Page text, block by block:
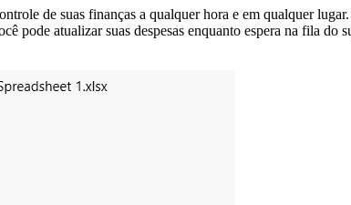
de suas finanças a qualquer hora e em qualquer
pode atualizar suas despesas enquanto espera na fila do